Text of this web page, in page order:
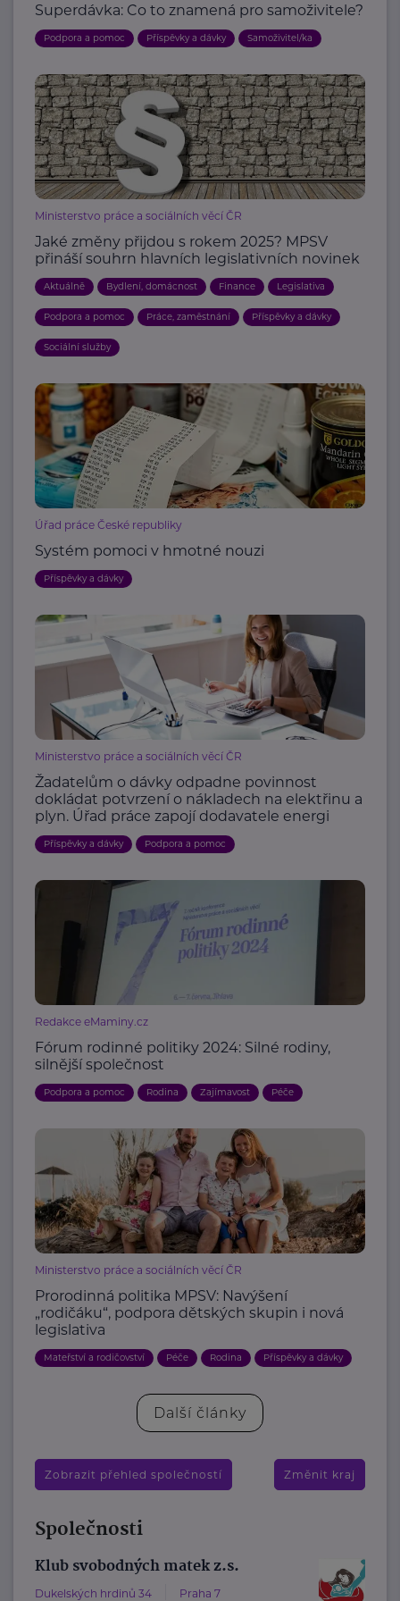
Superdávka: Co to znamená pro samoživitele?
Podpora a pomoc Příspěvky a dávky Samoživitel/ka
Ministerstvo práce a sociálních věcí ČR
Jaké změny přijdou s rokem 2025? MPSV
přináší souhrn hlavních legislativních novinek
Aktuálně Bydlení, domácnost Finance Legislativa
Podpora a pomoc Práce, zaměstnání Příspěvky a dávky
Sociální služby
Úřad práce České republiky
Systém pomoci v hmotné nouzi
Příspěvky a dávky
Ministerstvo práce a sociálních věcí ČR
Žadatelům o dávky odpadne povinnost
dokládat potvrzení o nákladech na elektřinu a
plyn. Úřad práce zapojí dodavatele energi
Příspěvky a dávky Podpora a pomoc
Redakce eMaminy.cz
Fórum rodinné politiky 2024: Silné rodiny,
silnější společnost
Podpora a pomoc Rodina Zajímavost Péče
Ministerstvo práce a sociálních věcí ČR
Prorodinná politika MPSV: Navýšení
„rodičáku“, podpora dětských skupin i nová
legislativa
Mateřství a rodičovství Péče Rodina Příspěvky a dávky
Další články
Zobrazit přehled společností Změnit kraj
Společnosti
Klub svobodných matek z.s.
Dukelských hrdinů 34 Praha 7